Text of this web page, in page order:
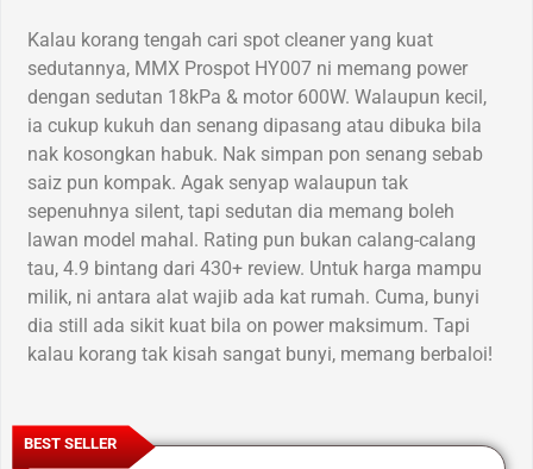
Kalau korang tengah cari spot cleaner yang kuat
sedutannya, MMX Prospot HY007 ni memang power
dengan sedutan 18kPa & motor 600W. Walaupun kecil,
ia cukup kukuh dan senang dipasang atau dibuka bila
nak kosongkan habuk. Nak simpan pon senang sebab
saiz pun kompak. Agak senyap walaupun tak
sepenuhnya silent, tapi sedutan dia memang boleh
lawan model mahal. Rating pun bukan calang-calang
tau, 4.9 bintang dari 430+ review. Untuk harga mampu
milik, ni antara alat wajib ada kat rumah. Cuma, bunyi
dia still ada sikit kuat bila on power maksimum. Tapi
kalau korang tak kisah sangat bunyi, memang berbaloi!
BEST SELLER